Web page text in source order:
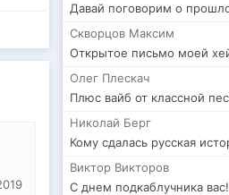
Скворцов Максим
Олег Плескач
Николай Берг
Виктор Викторов
С днем подкаблучника вас!